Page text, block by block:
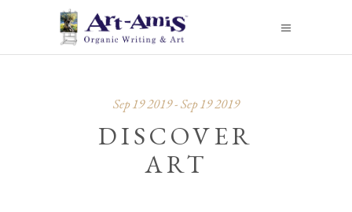
Sep 19 2019 - Sep 19 2019
DISCOVER
ART